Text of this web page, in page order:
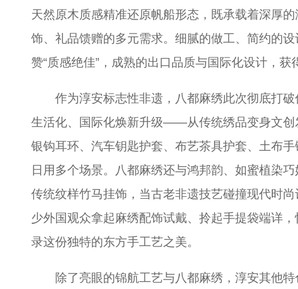
天然原木质感精准还原帆船形态，既承载着深厚
饰、礼品馈赠的多元需求。细腻的做工、简约的
赞“质感绝佳”，成熟的出口品质与国际化设计，获
作为淳安标志性非遗，八都麻绣此次彻底打破
生活化、国际化焕新升级——从传统绣品变身文创
银钩耳环、汽车钥匙护套、布艺茶具护套、土布手
日用多个场景。八都麻绣还与鸿邦韵、如蜜植染
传统纹样竹马挂饰，当古老非遗技艺碰撞现代时
少外国观众拿起麻绣配饰试戴、拎起手提袋端详
录这份独特的东方手工艺之美。
除了亮眼的锦航工艺与八都麻绣，淳安其他特